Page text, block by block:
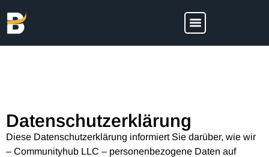
Datenschutzerklärung
Diese Datenschutzerklärung informiert Sie darüber, wie wir
– Communityhub LLC – personenbezogene Daten auf